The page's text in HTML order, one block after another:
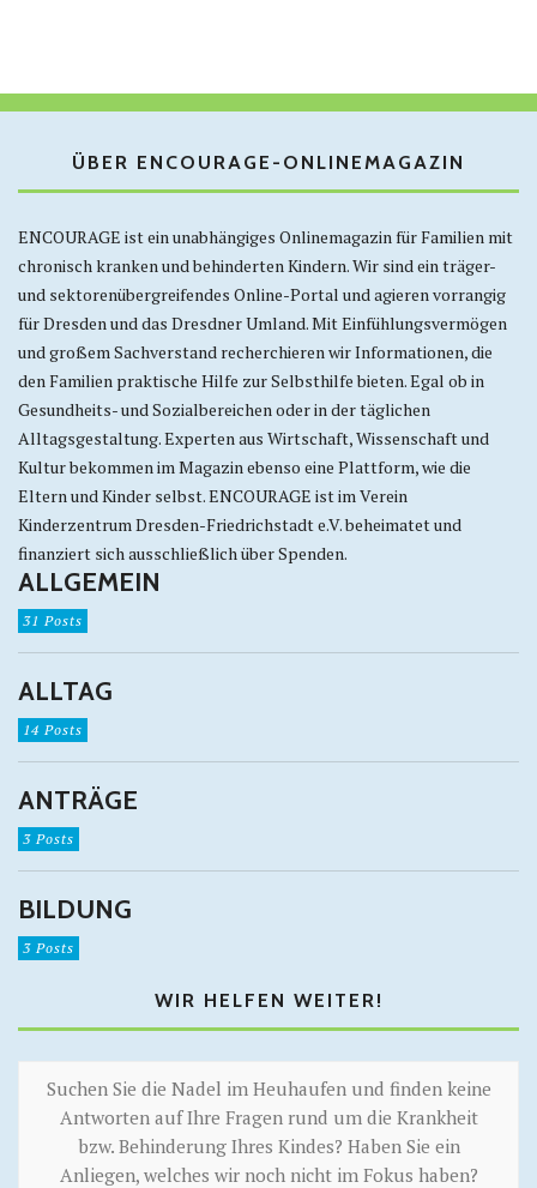
ÜBER ENCOURAGE-ONLINEMAGAZIN
ENCOURAGE ist ein unabhängiges Onlinemagazin für Familien mit
chronisch kranken und behinderten Kindern. Wir sind ein träger-
und sektorenübergreifendes Online-Portal und agieren vorrangig
für Dresden und das Dresdner Umland. Mit Einfühlungsvermögen
und großem Sachverstand recherchieren wir Informationen, die
den Familien praktische Hilfe zur Selbsthilfe bieten. Egal ob in
Gesundheits- und Sozialbereichen oder in der täglichen
Alltagsgestaltung. Experten aus Wirtschaft, Wissenschaft und
Kultur bekommen im Magazin ebenso eine Plattform, wie die
Eltern und Kinder selbst. ENCOURAGE ist im Verein
Kinderzentrum Dresden-Friedrichstadt e.V. beheimatet und
finanziert sich ausschließlich über Spenden.
ALLGEMEIN
31 Posts
ALLTAG
14 Posts
ANTRÄGE
3 Posts
BILDUNG
3 Posts
WIR HELFEN WEITER!
Suchen Sie die Nadel im Heuhaufen und finden keine
Antworten auf Ihre Fragen rund um die Krankheit
bzw. Behinderung Ihres Kindes? Haben Sie ein
Anliegen, welches wir noch nicht im Fokus haben?